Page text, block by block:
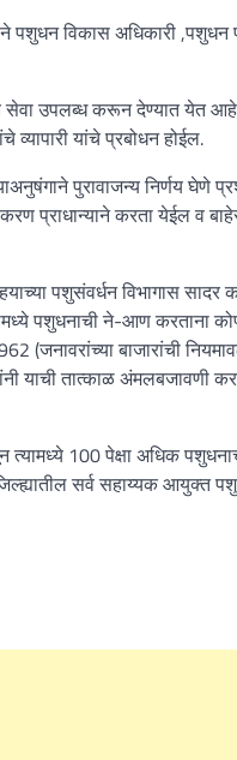
विकास अधिकारी ,पशुधन
उपलब्ध करून देण्यात येत आहे.
यांचे प्रबोधन होईल.
पुरावाजन्य निर्णय घेणे
प्राधान्याने करता येईल व
पशुसंवर्धन विभागास
पशुधनाची ने-आण करताना
(जनावरांच्या बाजारांची
याची तात्काळ अंमलबजावणी
त्यामध्ये 100 पेक्षा अधिक
सर्व सहाय्यक आयुक्त